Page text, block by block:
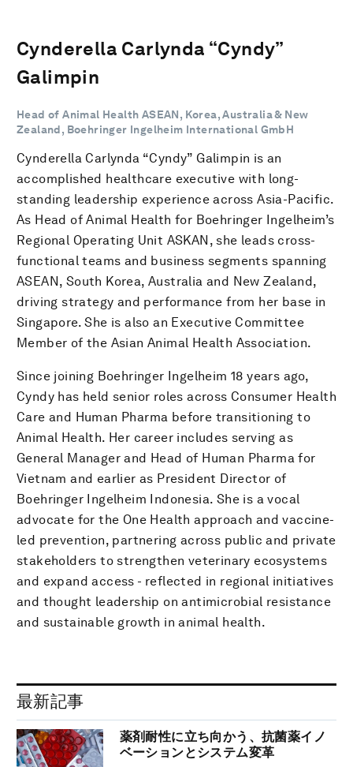
Cynderella Carlynda “Cyndy”
Galimpin
Head of Animal Health ASEAN, Korea, Australia & New
Zealand, Boehringer Ingelheim International GmbH
Cynderella Carlynda “Cyndy” Galimpin is an
accomplished healthcare executive with long-
standing leadership experience across Asia-Pacific.
As Head of Animal Health for Boehringer Ingelheim’s
Regional Operating Unit ASKAN, she leads cross-
functional teams and business segments spanning
ASEAN, South Korea, Australia and New Zealand,
driving strategy and performance from her base in
Singapore. She is also an Executive Committee
Member of the Asian Animal Health Association.
Since joining Boehringer Ingelheim 18 years ago,
Cyndy has held senior roles across Consumer Health
Care and Human Pharma before transitioning to
Animal Health. Her career includes serving as
General Manager and Head of Human Pharma for
Vietnam and earlier as President Director of
Boehringer Ingelheim Indonesia. She is a vocal
advocate for the One Health approach and vaccine-
led prevention, partnering across public and private
stakeholders to strengthen veterinary ecosystems
and expand access - reflected in regional initiatives
and thought leadership on antimicrobial resistance
and sustainable growth in animal health.
最新記事
薬剤耐性に立ち向かう、抗菌薬イノ
ベーションとシステム変革